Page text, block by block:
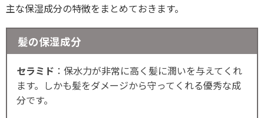
主な保湿成分の特徴をまとめておきます。
髪の保湿成分
セラミド ：保水力が非常に高く髪に潤いを与えてくれ
ます。しかも髪をダメージから守ってくれる優秀な成
分です。